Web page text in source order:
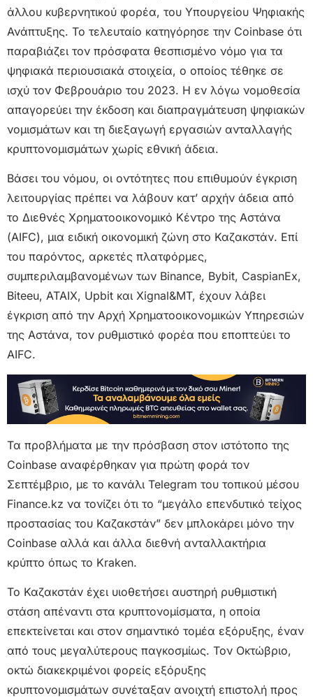
άλλου κυβερνητικού φορέα, του Υπουργείου Ψηφιακής
Ανάπτυξης. Το τελευταίο κατηγόρησε την Coinbase ότι
παραβιάζει τον πρόσφατα θεσπισμένο νόμο για τα
ψηφιακά περιουσιακά στοιχεία, ο οποίος τέθηκε σε
ισχύ τον Φεβρουάριο του 2023. Η εν λόγω νομοθεσία
απαγορεύει την έκδοση και διαπραγμάτευση ψηφιακών
νομισμάτων και τη διεξαγωγή εργασιών ανταλλαγής
κρυπτονομισμάτων χωρίς εθνική άδεια.
Βάσει του νόμου, οι οντότητες που επιθυμούν έγκριση
λειτουργίας πρέπει να λάβουν κατ’ αρχήν άδεια από
το Διεθνές Χρηματοοικονομικό Κέντρο της Αστάνα
(AIFC), μια ειδική οικονομική ζώνη στο Καζακστάν. Επί
του παρόντος, αρκετές πλατφόρμες,
συμπεριλαμβανομένων των Binance, Bybit, CaspianEx,
Biteeu, ATAIX, Upbit και Xignal&MT, έχουν λάβει
έγκριση από την Αρχή Χρηματοοικονομικών Υπηρεσιών
της Αστάνα, τον ρυθμιστικό φορέα που εποπτεύει το
AIFC.
Τα προβλήματα με την πρόσβαση στον ιστότοπο της
Coinbase αναφέρθηκαν για πρώτη φορά τον
Σεπτέμβριο, με το κανάλι Telegram του τοπικού μέσου
Finance.kz να τονίζει ότι το “μεγάλο επενδυτικό τείχος
προστασίας του Καζακστάν” δεν μπλοκάρει μόνο την
Coinbase αλλά και άλλα διεθνή ανταλλακτήρια
κρύπτο όπως το Kraken.
Το Καζακστάν έχει υιοθετήσει αυστηρή ρυθμιστική
στάση απέναντι στα κρυπτονομίσματα, η οποία
επεκτείνεται και στον σημαντικό τομέα εξόρυξης, έναν
από τους μεγαλύτερους παγκοσμίως. Τον Οκτώβριο,
οκτώ διακεκριμένοι φορείς εξόρυξης
κρυπτονομισμάτων συνέταξαν ανοιχτή επιστολή προς